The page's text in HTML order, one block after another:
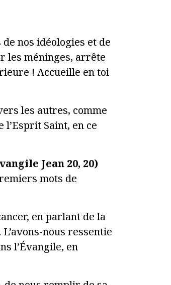
nos idéologies et de
les méninges, arrête
! Accueille en toi
les autres, comme
l’Esprit Saint, en ce
Jean 20, 20)
mots de
en parlant de la
nous ressentie
l’Évangile, en